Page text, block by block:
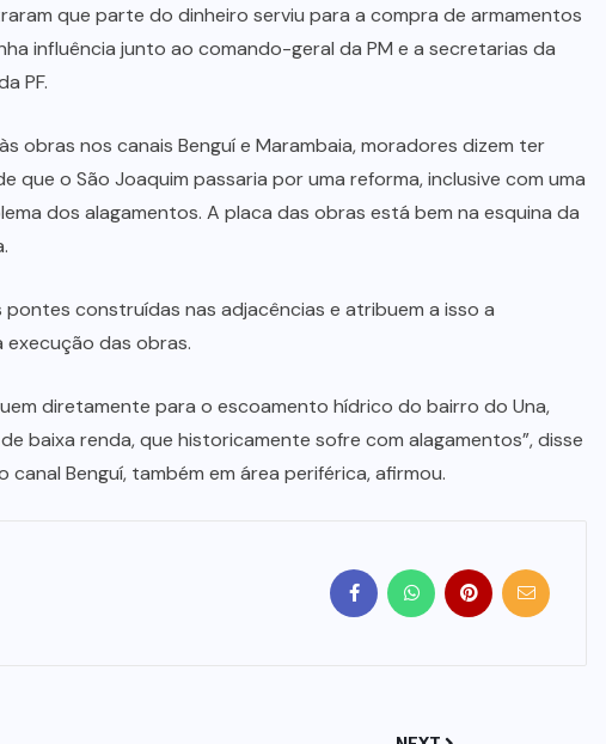
que parte do dinheiro serviu para a compra de armamentos
influência junto ao comando-geral da PM e a secretarias da
PF.
obras nos canais Benguí e Marambaia, moradores dizem ter
que o São Joaquim passaria por uma reforma, inclusive com uma
dos alagamentos. A placa das obras está bem na esquina da
construídas nas adjacências e atribuem a isso a
das obras.
diretamente para o escoamento hídrico do bairro do Una,
baixa renda, que historicamente sofre com alagamentos”, disse
canal Benguí, também em área periférica, afirmou.